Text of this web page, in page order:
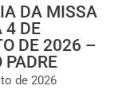
DA MISSA
4 DE
DE 2026 –
PADRE
de 2026